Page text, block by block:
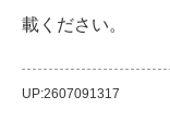
載ください。
UP:2607091317